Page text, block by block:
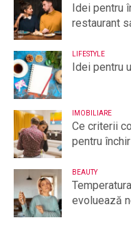
Idei pentru
restaurant
LIFESTYLE
Idei pentru
IMOBILIARE
Ce criterii
pentru
BEAUTY
evoluează